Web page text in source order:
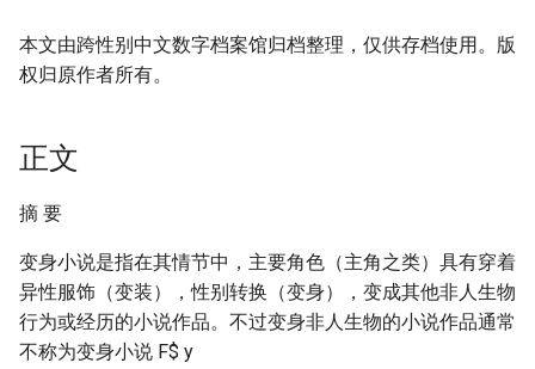
本文由跨性别中文数字档案馆归档整理，仅供存档使用。版
权归原作者所有。
正文
摘 要
变身小说是指在其情节中，主要角色（主角之类）具有穿着
异性服饰（变装），性别转换（变身），变成其他非人生物
行为或经历的小说作品。不过变身非人生物的小说作品通常
不称为变身小说 F$ y